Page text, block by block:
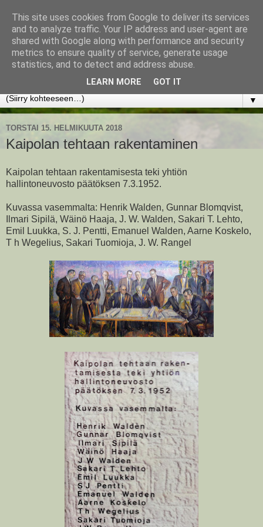
www.jyrkikokko.fi
Uusi Suunta - Jokainen hetki tarjoaa tilaisuuden muuttaa
▼
TORSTAI 15. HELMIKUUTA 2018
Kaipolan tehtaan rakentaminen
Kaipolan tehtaan rakentamisesta teki yhtiön
hallintoneuvosto päätöksen 7.3.1952.
Kuvassa vasemmalta: Henrik Walden, Gunnar Blomqvist,
Ilmari Sipilä, Wäinö Haaja, J. W. Walden, Sakari T. Lehto,
Emil Luukka, S. J. Pentti, Emanuel Walden, Aarne Koskelo,
T h Wegelius, Sakari Tuomioja, J. W. Rangel
This site uses cookies from Google to deliver its services
and to analyze traffic. Your IP address and user-agent are
shared with Google along with performance and security
metrics to ensure quality of service, generate usage
statistics, and to detect and address abuse.
LEARN MORE GOT IT